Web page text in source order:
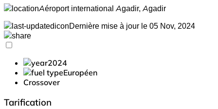
Aéroport international Agadir, Agadir
Dernière mise à jour le 05 Nov, 2024
2024
Européen
Crossover
Tarification